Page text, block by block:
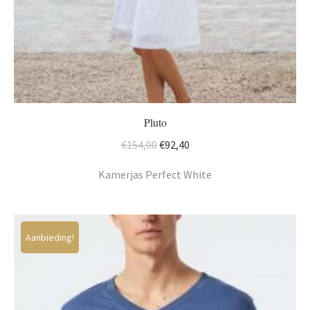
Pluto
€154,00Oorspronkelijke
was:
€92,40Huidige
is:
Kamerjas Perfect White
Aanbieding!